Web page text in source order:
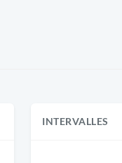
INTERVALLES